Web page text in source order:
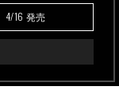
4/16 発売